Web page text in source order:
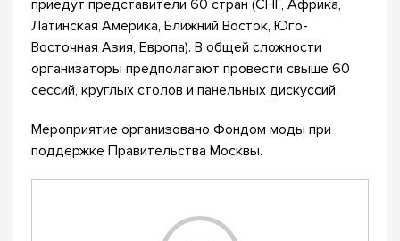
приедут представители 60 стран (СНГ, Африка,
Латинская Америка, Ближний Восток, Юго-
Восточная Азия, Европа). В общей сложности
организаторы предполагают провести свыше 60
сессий, круглых столов и панельных дискуссий.
Мероприятие организовано Фондом моды при
поддержке Правительства Москвы.